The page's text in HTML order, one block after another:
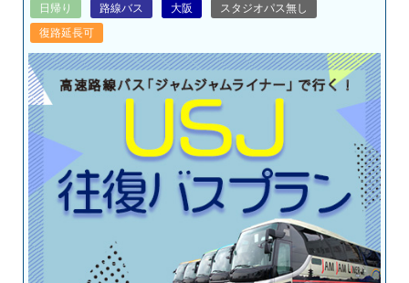
日帰り 路線バス 大阪
スタジオパス無し
復路延長可